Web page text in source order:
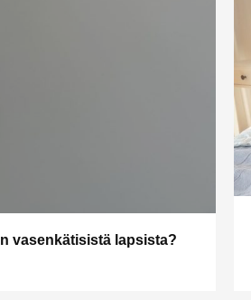
vasenkätisistä lapsista?